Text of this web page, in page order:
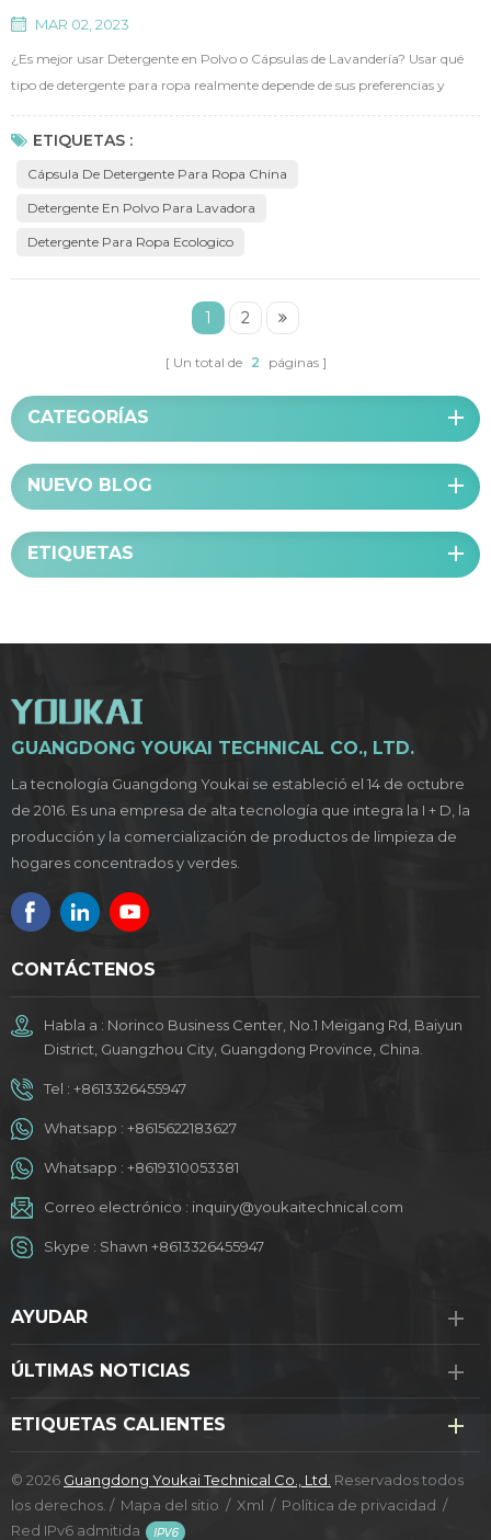
MAR 02, 2023
¿Es mejor usar Detergente en Polvo o Cápsulas de Lavandería? Usar qué
tipo de detergente para ropa realmente depende de sus preferencias y
mientras que las cápsulas de lavandería ofrecen una solución más
ETIQUETAS :
Cápsula De Detergente Para Ropa China
Detergente En Polvo Para Lavadora
Detergente Para Ropa Ecologico
1 2
Un total de 2 páginas
CATEGORÍAS
NUEVO BLOG
ETIQUETAS
GUANGDONG YOUKAI TECHNICAL CO., LTD.
La tecnología Guangdong Youkai se estableció el 14 de octubre
de 2016. Es una empresa de alta tecnología que integra la I + D, la
producción y la comercialización de productos de limpieza de
hogares concentrados y verdes.
CONTÁCTENOS
Habla a : Norinco Business Center, No.1 Meigang Rd, Baiyun
District, Guangzhou City, Guangdong Province, China.
Tel : +8613326455947
Whatsapp : +8615622183627
Whatsapp : +8619310053381
Correo electrónico : inquiry@youkaitechnical.com
Skype : Shawn +8613326455947
AYUDAR
ÚLTIMAS NOTICIAS
ETIQUETAS CALIENTES
© 2026 Guangdong Youkai Technical Co., Ltd. Reservados todos
los derechos. / Mapa del sitio / Xml / Política de privacidad /
Red IPv6 admitida